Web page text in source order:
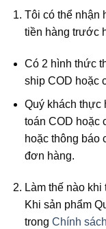
Tôi có thể nhận
tiền hàng trước
Có 2 hình thức
ship COD hoặc
Quý khách thực
toán COD hoặc
hoặc thông báo
đơn hàng.
Làm thế nào
Khi sản phẩm
trong Chính